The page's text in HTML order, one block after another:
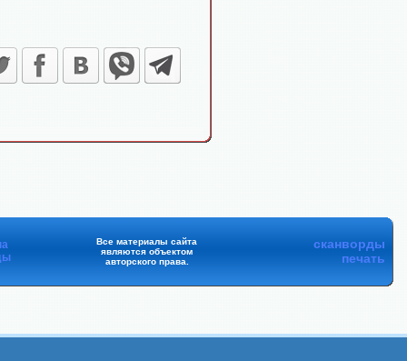
Все материалы сайта
являются объектом
авторского права.
сканворды
печать